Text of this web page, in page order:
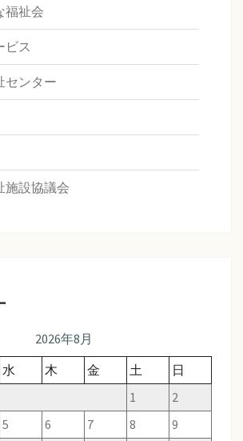
福祉会
ビス
センター
施設協議会
2026年8月
水 木 金 土
日
1
2
5 6 7 8 9